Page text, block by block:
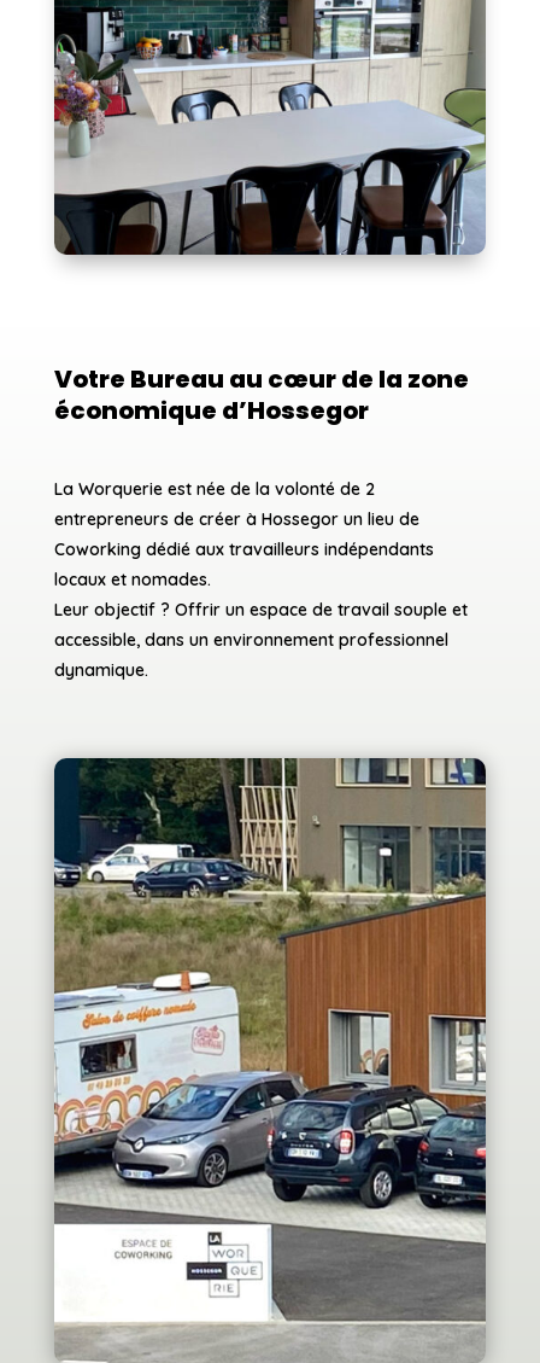
Votre Bureau au cœur de la zone
économique d’Hossegor
La Worquerie est née de la volonté de 2
entrepreneurs de créer à Hossegor un lieu de
Coworking dédié aux travailleurs indépendants
locaux et nomades.
Leur objectif ? Offrir un espace de travail souple et
accessible, dans un environnement professionnel
dynamique.